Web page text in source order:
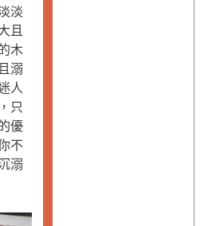
淡
且
木
溺
人
只
優
不
溺